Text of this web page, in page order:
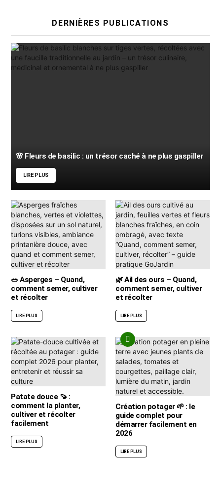
DERNIÈRES PUBLICATIONS
🌸 Fleurs de basilic : un trésor caché à ne plus gaspiller
LIRE PLUS
🥗 Asperges – Quand,
comment semer, cultiver
et récolter
LIRE PLUS
🌿 Ail des ours – Quand,
comment semer, cultiver
et récolter
LIRE PLUS
Patate douce 🍠 :
comment la planter,
cultiver et récolter
facilement
LIRE PLUS
Création potager 🌱 : le
guide complet pour
démarrer facilement en
2026
LIRE PLUS